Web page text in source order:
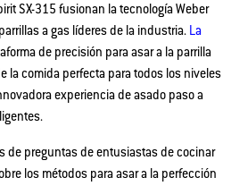
SX-315 fusionan la tecnología Weber
a gas líderes de la industria. La
de precisión para asar a la parrilla
la comida perfecta para todos los niveles
experiencia de asado paso a
de preguntas de entusiastas de cocinar
los métodos para asar a la perfección